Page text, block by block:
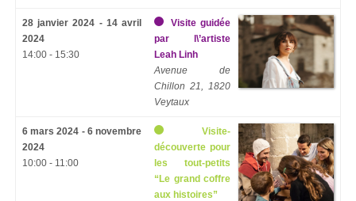
28 janvier 2024 - 14 avril
2024
14:00 - 15:30
Visite guidée
par l\’artiste
Leah Linh
Avenue de
Chillon 21, 1820
Veytaux
6 mars 2024 - 6 novembre
2024
10:00 - 11:00
Visite-
découverte pour
les tout-petits
“Le grand coffre
aux histoires”